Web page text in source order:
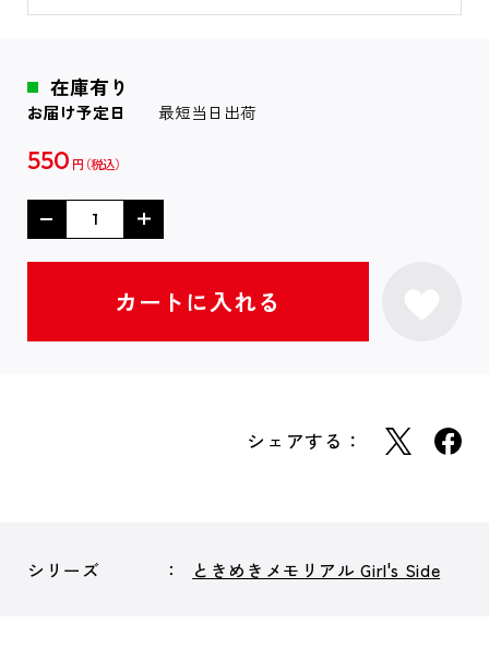
在庫有り
お届け予定日 最短当日出荷
550 円
シェアする：
シリーズ ときめきメモリアル Girl's Side